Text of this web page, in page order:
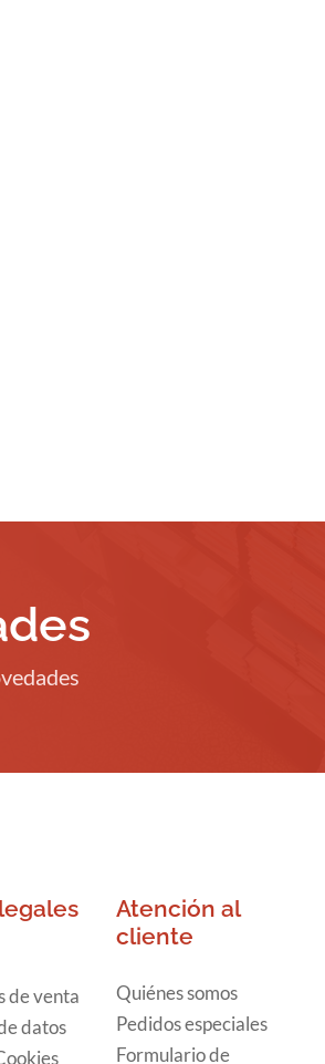
de venta
datos
Atención al
cliente
Quiénes somos
Pedidos especiales
Formulario de